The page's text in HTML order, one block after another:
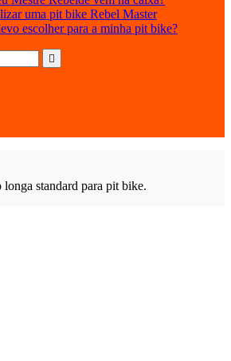
uma pit bike Rebel Master
escolher para a minha pit bike?

longa standard para pit bike.